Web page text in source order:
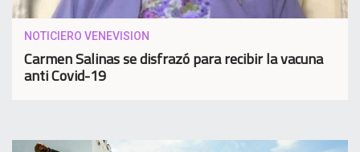
NOTICIERO VENEVISION
Carmen Salinas se disfrazó para recibir la vacuna
anti Covid-19